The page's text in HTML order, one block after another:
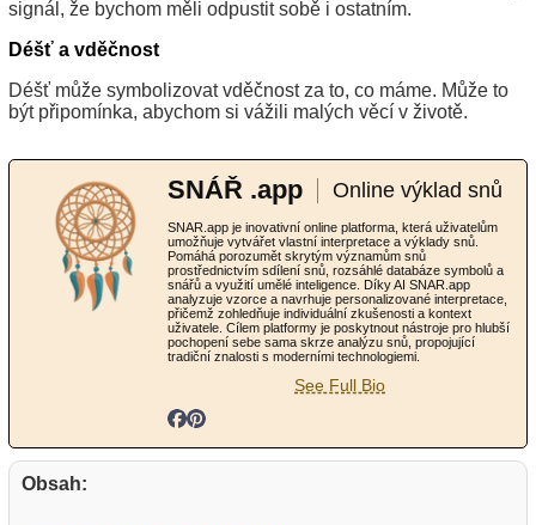
signál, že bychom měli odpustit sobě i ostatním.
Déšť a vděčnost
Déšť může symbolizovat vděčnost za to, co máme. Může to
být připomínka, abychom si vážili malých věcí v životě.
SNÁŘ .app Online výklad snů
SNAR.app je inovativní online platforma, která uživatelům
umožňuje vytvářet vlastní interpretace a výklady snů.
Pomáhá porozumět skrytým významům snů
prostřednictvím sdílení snů, rozsáhlé databáze symbolů a
snářů a využití umělé inteligence. Díky AI SNAR.app
analyzuje vzorce a navrhuje personalizované interpretace,
přičemž zohledňuje individuální zkušenosti a kontext
uživatele. Cílem platformy je poskytnout nástroje pro hlubší
pochopení sebe sama skrze analýzu snů, propojující
tradiční znalosti s moderními technologiemi.
See Full Bio
Obsah: